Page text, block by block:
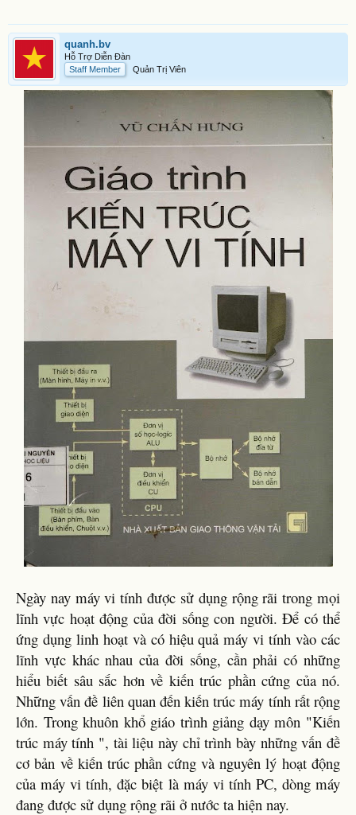
quanh.bv
Hỗ Trợ Diễn Đàn
Staff Member
Quản Trị Viên
Ngày nay máy vi tính được sử dụng rộng rãi trong mọi
lĩnh vực hoạt động của đời sống con người. Để có thể
ứng dụng linh hoạt và có hiệu quả máy vi tính vào các
lĩnh vực khác nhau của đời sống, cần phải có những
hiểu biết sâu sắc hơn về kiến trúc phần cứng của nó.
Những vấn đề liên quan đến kiến trúc máy tính rất rộng
lớn. Trong khuôn khổ giáo trình giảng dạy môn "Kiến
trúc máy tính ", tài liệu này chỉ trình bày những vấn đề
cơ bản về kiến trúc phần cứng và nguyên lý hoạt động
của máy vi tính, đặc biệt là máy vi tính PC, dòng máy
đang được sử dụng rộng rãi ở nước ta hiện nay.